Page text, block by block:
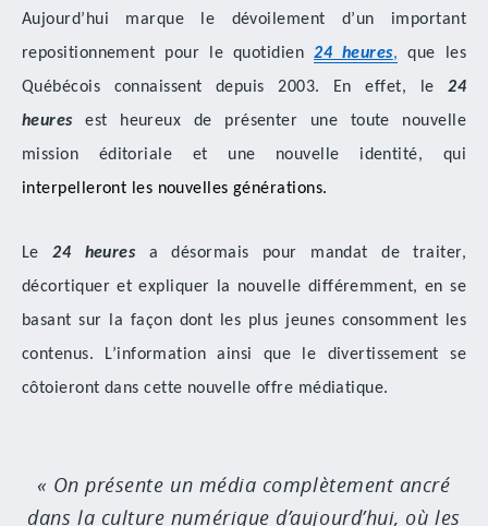
Aujourd’hui marque le dévoilement d’un important
repositionnement pour le quotidien24 heures, que les
Québécois connaissent depuis 2003. En effet, le24
heures
est heureux de présenter une toute nouvelle
mission éditoriale et une nouvelle identité, qui
interpelleront les nouvelles générations.
Le24 heures
a désormais pour mandat de traiter,
décortiquer et expliquer la nouvelle différemment, en se
basant sur la façon dont les plus jeunes consomment les
contenus. L’information ainsi que le divertissement se
côtoieront dans cette nouvelle offre médiatique.
On présente un média complètement ancré
dans la culture numérique d’aujourd’hui, où les